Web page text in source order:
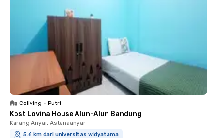
Coliving • Putri
Kost Lovina House Alun-Alun Bandung
Karang Anyar, Astanaanyar
5.6 km dari universitas widyatama